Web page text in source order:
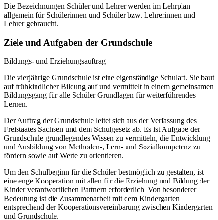
Die Bezeichnungen Schüler und Lehrer werden im Lehrplan
allgemein für Schülerinnen und Schüler bzw. Lehrerinnen und
Lehrer gebraucht.
Ziele und Aufgaben der Grundschule
Bildungs- und Erziehungsauftrag
Die vierjährige Grundschule ist eine eigenständige Schulart. Sie baut
auf frühkindlicher Bildung auf und vermittelt in einem gemeinsamen
Bildungsgang für alle Schüler Grundlagen für weiterführendes
Lernen.
Der Auftrag der Grundschule leitet sich aus der Verfassung des
Freistaates Sachsen und dem Schulgesetz ab. Es ist Aufgabe der
Grundschule grundlegendes Wissen zu vermitteln, die Entwicklung
und Ausbildung von Methoden-, Lern- und Sozialkompetenz zu
fördern sowie auf Werte zu orientieren.
Um den Schulbeginn für die Schüler bestmöglich zu gestalten, ist
eine enge Kooperation mit allen für die Erziehung und Bildung der
Kinder verantwortlichen Partnern erforderlich. Von besonderer
Bedeutung ist die Zusammenarbeit mit dem Kindergarten
entsprechend der Kooperationsvereinbarung zwischen Kindergarten
und Grundschule.